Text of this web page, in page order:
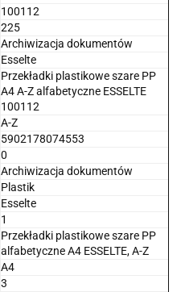
100112
225
Archiwizacja dokumentów
Esselte
Przekładki plastikowe szare PP
A4 A-Z alfabetyczne ESSELTE
100112
A-Z
5902178074553
0
Archiwizacja dokumentów
Plastik
Esselte
1
Przekładki plastikowe szare PP
alfabetyczne A4 ESSELTE, A-Z
A4
3